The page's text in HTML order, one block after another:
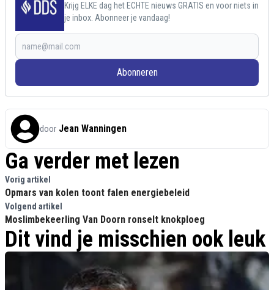
Krijg ELKE dag het ECHTE nieuws GRATIS en voor niets in
je inbox. Abonneer je vandaag!
Abonneren
door Jean Wanningen
Ga verder met lezen
Vorig artikel
Opmars van kolen toont falen energiebeleid
Volgend artikel
Moslimbekeerling Van Doorn ronselt knokploeg
Dit vind je misschien ook leuk